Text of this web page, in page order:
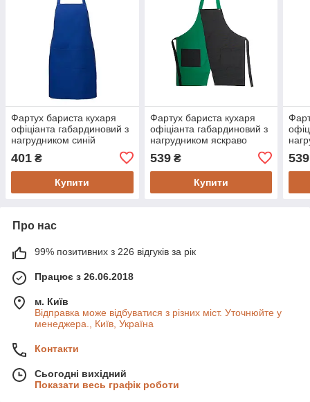
Фартух бариста кухаря
офіціанта габардиновий з
нагрудником синій
401 ₴
Купити
Фартух бариста кухаря
офіціанта габардиновий з
нагрудником яскраво
539₴
Купити
539
Про нас
99% позитивних з 226 відгуків за рік
Працює з 26.06.2018
м. Київ
Відправка може відбуватися з різних міст. Уточнюйте у
менеджера., Київ, Україна
Контакти
Сьогодні вихідний
Показати весь графік роботи